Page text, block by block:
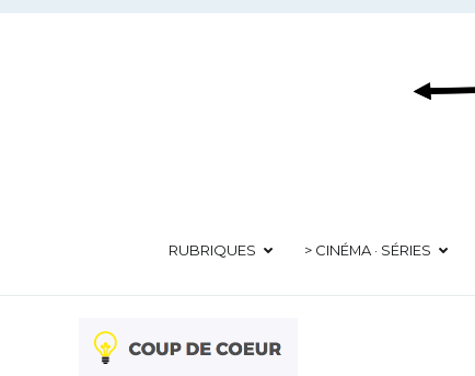
Aller
RUBRIQUES > CINÉMA · SÉRIES